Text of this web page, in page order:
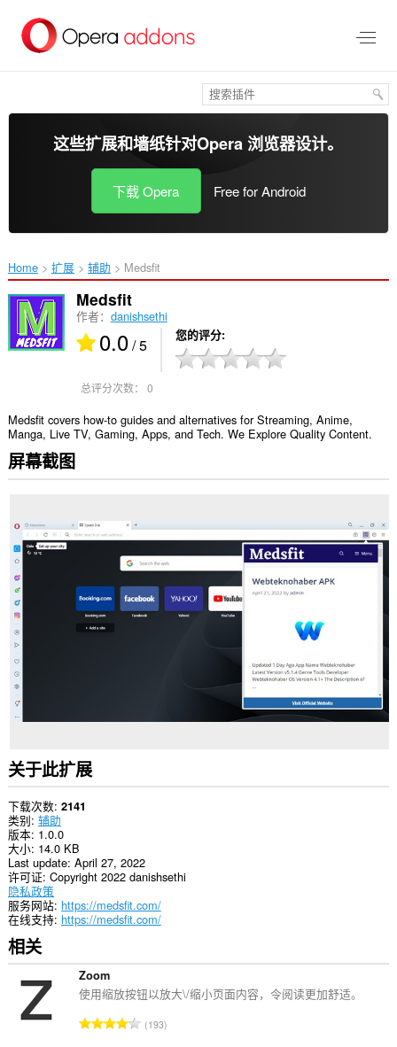
这些扩展和墙纸针对Opera 浏览器设计。
下载 Opera Free for Android
Home 扩展 辅助 Medsfit ‎
Medsfit
作者： danishsethi
0.0/ 5 您的评分
总评分次数： 0
Medsfit covers how-to guides and alternatives for Streaming, Anime,
Manga, Live TV, Gaming, Apps, and Tech. We Explore Quality Content.
屏幕截图
关于此扩展
下载次数 2141
类别 辅助
版本 1.0.0
大小 14.0 KB
Last update April 27, 2022
许可证 Copyright 2022 danishsethi
隐私政策
服务网站 https://medsfit.com/
在线支持 https://medsfit.com/
相关
Zoom
使用缩放按钮以放大\/缩小页面内容，令阅读更加舒适。
总193